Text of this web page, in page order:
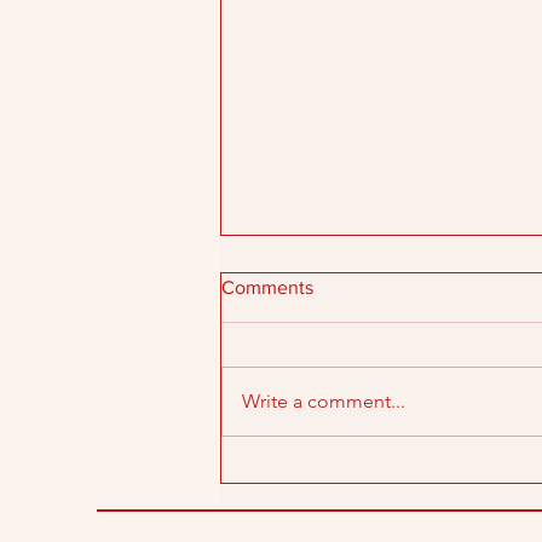
Comments
Write a comment...